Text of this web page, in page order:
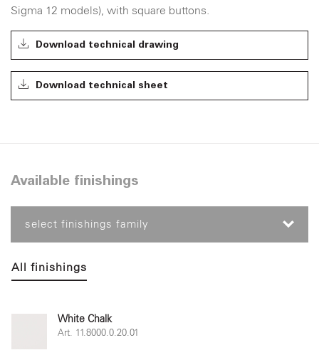
Sigma 12 models), with square buttons.
Download technical drawing
Download technical sheet
Available finishings
select finishings family
All finishings
White Chalk
Art. 11.8000.0.20.01